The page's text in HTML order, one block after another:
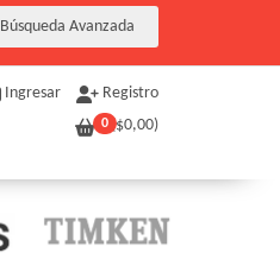
Búsqueda Avanzada
Ingresar Registro
0 ($0,00)